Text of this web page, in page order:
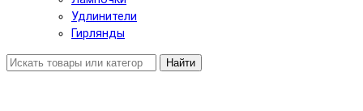
Удлинители
Гирлянды
Найти